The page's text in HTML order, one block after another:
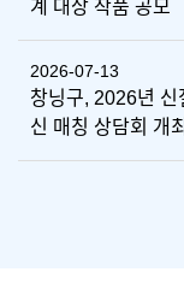
계 대상 작품 공모
2026-07-13
창닝구, 2026년 신
신 매칭 상담회 개최